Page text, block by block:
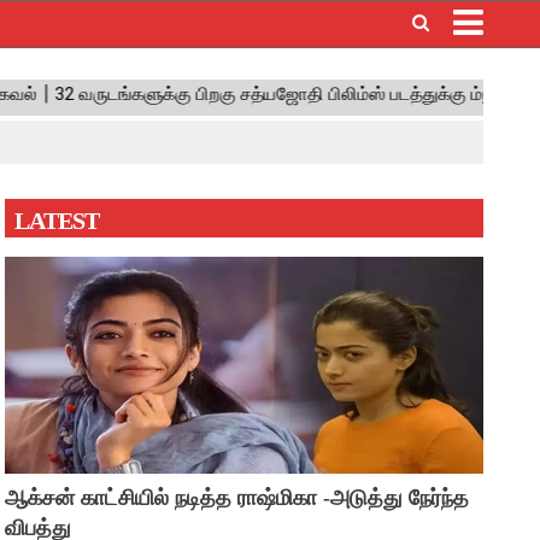
LATEST
ஆக்சன் காட்சியில் நடித்த ராஷ்மிகா -அடுத்து நேர்ந்த
விபத்து